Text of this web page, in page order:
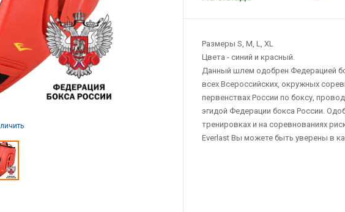
Размеры S, M, L, XL
Цвета - синий и красный.
Данный шлем одобрен Федерацией
всех Всероссийских, окружных
первенствах России по боксу,
эгидой Федерации бокса России.
тренировках и на соревнованиях
Everlast Вы можете быть уверены в